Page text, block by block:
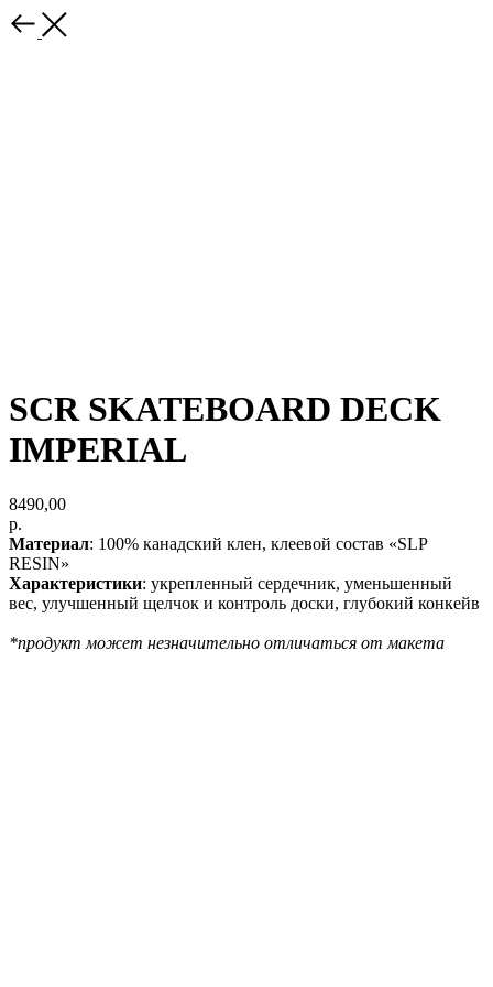
SCR SKATEBOARD DECK
IMPERIAL
8490,00
р.
Материал: 100% канадский клен, клеевой состав «SLP
RESIN»
Характеристики: укрепленный сердечник, уменьшенный
вес, улучшенный щелчок и контроль доски, глубокий конкейв
*продукт может незначительно отличаться от макета